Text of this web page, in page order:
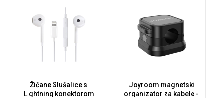
Žičane Slušalice s
Lightning konektorom
Joyroom magnetski
organizator za kabele -